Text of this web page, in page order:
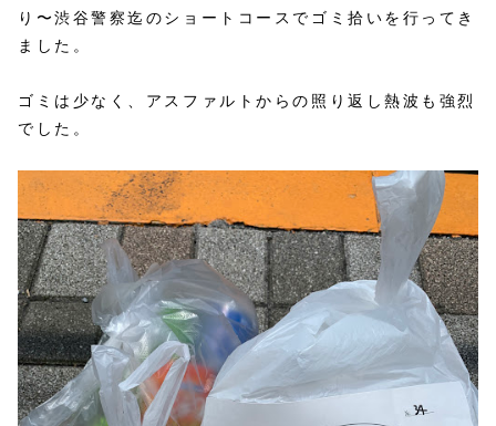
り〜渋谷警察迄のショートコースでゴミ拾いを行ってき
ました。
ゴミは少なく、アスファルトからの照り返し熱波も強烈
でした。